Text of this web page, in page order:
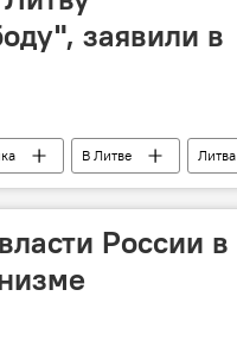
заявили в
В Литве Литва
России в